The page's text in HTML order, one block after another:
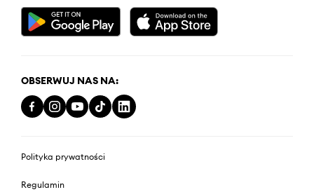
OBSERWUJ NAS NA:
Polityka prywatności
Regulamin